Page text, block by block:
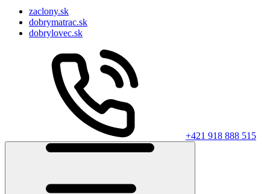
zaclony.sk
dobrymatrac.sk
dobrylovec.sk
+421 918 888 515